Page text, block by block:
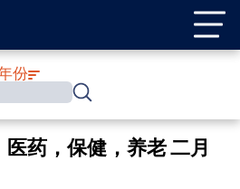
份
药，保健，养老 二月